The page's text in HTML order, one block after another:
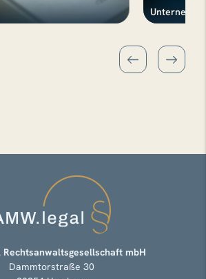
Rechtsanwaltsgesellschaft mbH
Dammtorstraße 30